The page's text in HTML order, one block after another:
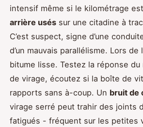
intensif même si le kilométrage
arrière usés sur une citadine à
C’est suspect, signe d’une
d’un mauvais parallélisme. Lors de
bitume lisse. Testez la réponse
de virage, écoutez si la boîte de
rapports sans à-coup. Un bruit de
virage serré peut trahir des joints
fatigués - fréquent sur les petites